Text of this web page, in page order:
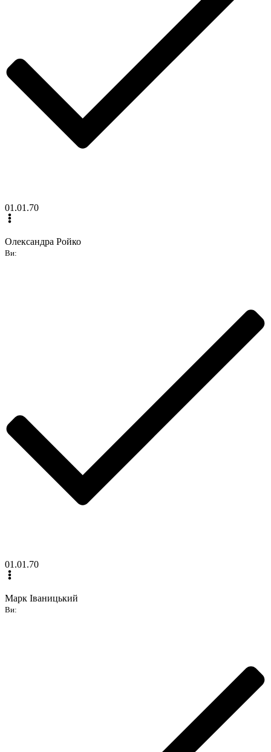
01.01.70
Олександра Ройко
Ви:
01.01.70
Марк Іваницький
Ви: